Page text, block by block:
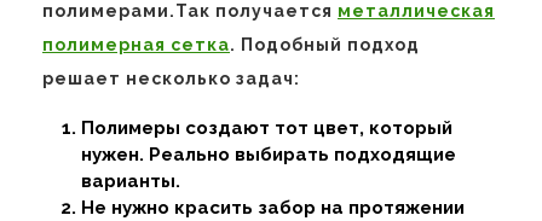
полимерами.Так получается металлическая
полимерная сетка. Подобный подход
решает несколько задач:
Полимеры создают тот цвет, который
нужен. Реально выбирать подходящие
варианты.
Не нужно красить забор на протяжении